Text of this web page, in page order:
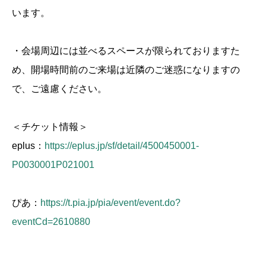
います。
・会場周辺には並べるスペースが限られておりますた
め、開場時間前のご来場は近隣のご迷惑になりますの
で、ご遠慮ください。
＜チケット情報＞
eplus： https://eplus.jp/sf/detail/4500450001-
P0030001P021001
ぴあ： https://t.pia.jp/pia/event/event.do?
eventCd=2610880